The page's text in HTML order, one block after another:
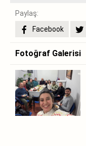
Paylaş:
Facebook
Fotoğraf Galerisi